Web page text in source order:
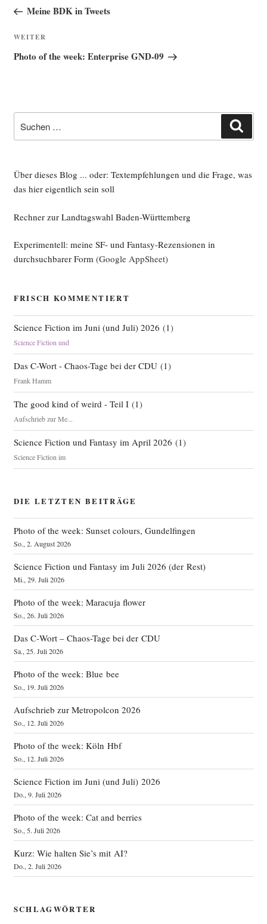
Beitrag
Meine BDK in Tweets
Nächster
Beitrag
WEITER
Photo of the week: Enterprise GND-09
nach:
Über dieses Blog ... oder: Textempfehlungen und die Frage, was
das hier eigentlich sein soll
Rechner zur Landtagswahl Baden-Württemberg
Experimentell: meine SF- und Fantasy-Rezensionen in
durchsuchbarer Form(Google AppSheet)
FRISCH KOMMENTIERT
Science Fiction im Juni (und Juli) 2026 (1)
Science Fiction und
Das C-Wort - Chaos-Tage bei der CDU(1)
Frank Hamm
The good kind of weird - Teil I(1)
Aufschrieb zur Me...
Science Fiction und Fantasy im April 2026 (1)
Science Fiction im
DIE LETZTEN BEITRÄGE
Photo of the week: Sunset colours, Gundelfingen
So., 2. August 2026
Science Fiction und Fantasy im Juli 2026 (der Rest)
Mi., 29. Juli 2026
Photo of the week: Maracuja flower
So., 26. Juli 2026
Das C‑Wort – Chaos-Tage bei der CDU
Sa., 25. Juli 2026
Photo of the week: Blue bee
So., 19. Juli 2026
Aufschrieb zur Metropolcon 2026
So., 12. Juli 2026
Photo of the week: Köln Hbf
So., 12. Juli 2026
Science Fiction im Juni (und Juli) 2026
Do., 9. Juli 2026
Photo of the week: Cat and berries
So., 5. Juli 2026
Kurz: Wie halten Sie’s mit AI?
Do., 2. Juli 2026
SCHLAGWÖRTER